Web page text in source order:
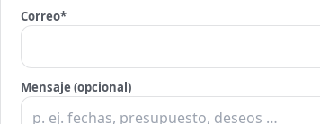
Correo*
Mensaje (opcional)